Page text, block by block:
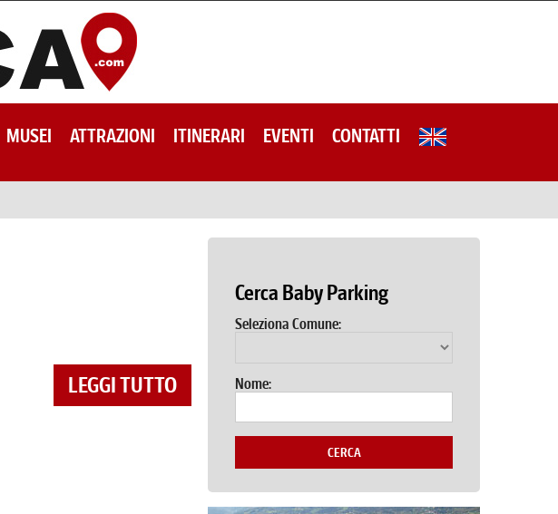
MUSEI ATTRAZIONI ITINERARI EVENTI CONTATTI
LEGGI TUTTO
Cerca Baby Parking
Seleziona Comune:
Nome:
CERCA